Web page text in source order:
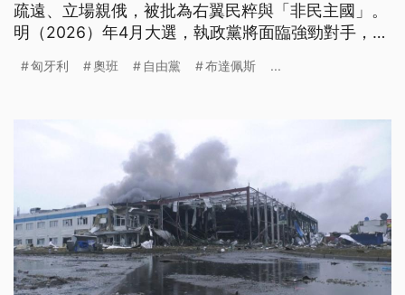
疏遠、立場親俄，被批為右翼民粹與「非民主國」。
明（2026）年4月大選，執政黨將面臨強勁對手，已
戰。
匈牙利 奧班 自由黨 布達佩斯 ...